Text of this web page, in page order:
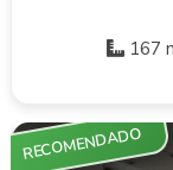
167
RECOMENDADO